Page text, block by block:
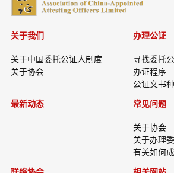
关于我们
关于中国委托公证人制度
关于协会
办理公证
寻找委托
办证程序
公证文书
最新动态
常见问题
关于协会
关于办理
有关如何